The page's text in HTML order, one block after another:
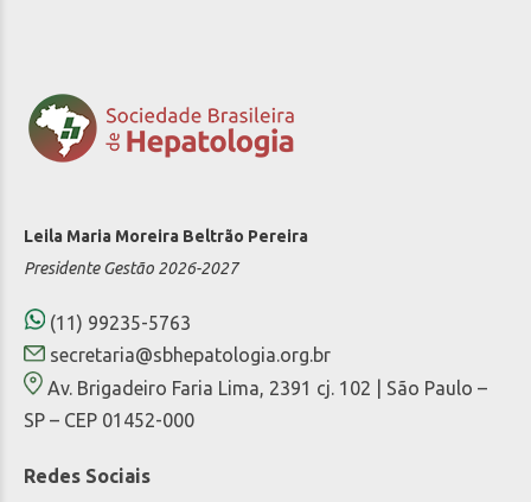
Leila Maria Moreira Beltrão Pereira
Presidente Gestão 2026-2027
(11) 99235-5763
secretaria@sbhepatologia.org.br
Av. Brigadeiro Faria Lima, 2391 cj. 102 | São Paulo –
SP – CEP 01452-000
Redes Sociais